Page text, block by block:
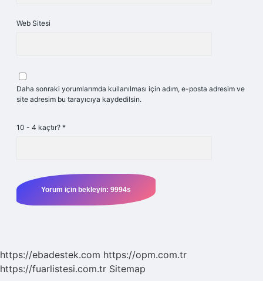
Web Sitesi
Daha sonraki yorumlarımda kullanılması için adım, e-posta adresim ve
site adresim bu tarayıcıya kaydedilsin.
10 - 4 kaçtır? *
https://ebadestek.com https://opm.com.tr
https://fuarlistesi.com.tr Sitemap